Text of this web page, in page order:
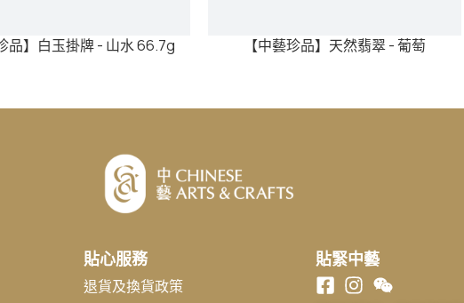
品】白玉掛牌 - 山水 66.7g 【中藝珍品】天然翡翠 - 葡萄
貼心服務
退貨及換貨政策
貼緊中藝